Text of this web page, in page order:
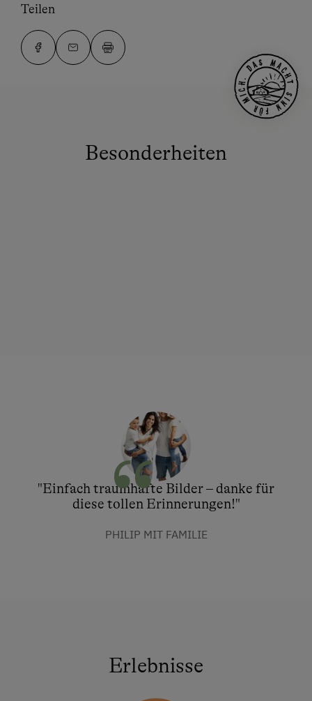
Teilen
Besonderheiten
"Einfach traumhafte Bilder – danke für
diese tollen Erinnerungen!"
PHILIP MIT FAMILIE
Erlebnisse